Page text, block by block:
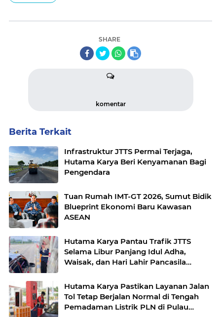
SHARE
komentar
Berita Terkait
Infrastruktur JTTS Permai Terjaga,
Hutama Karya Beri Kenyamanan Bagi
Pengendara
Tuan Rumah IMT-GT 2026, Sumut Bidik
Blueprint Ekonomi Baru Kawasan
ASEAN
Hutama Karya Pantau Trafik JTTS
Selama Libur Panjang Idul Adha,
Waisak, dan Hari Lahir Pancasila
Hutama Karya Pastikan Layanan Jalan
Tol Tetap Berjalan Normal di Tengah
Pemadaman Listrik PLN di Pulau